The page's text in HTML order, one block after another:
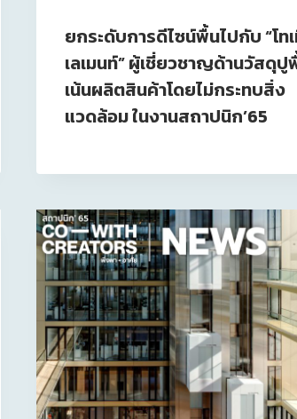
ยกระดับการดีไซน์พื้นไปกับ “โท
เลเมนท์” ผู้เชี่ยวชาญด้านวัสดุปู
เน้นผลิตสินค้าโดยไม่กระทบสิ่ง
แวดล้อม ในงานสถาปนิก’65